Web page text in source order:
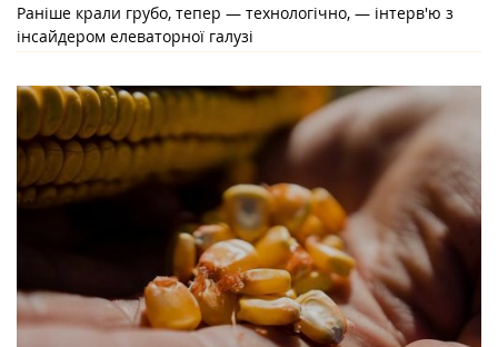
Раніше крали грубо, тепер — технологічно, — інтерв'ю з
інсайдером елеваторної галузі